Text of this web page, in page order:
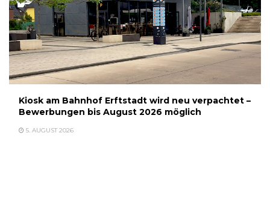
Kiosk am Bahnhof Erftstadt wird neu verpachtet –
Bewerbungen bis August 2026 möglich
5. AUGUST 2026